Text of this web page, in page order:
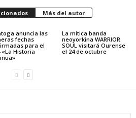
Más del autor
anuncia las
fechas
para el
«La Historia
La mítica banda
neoyorkina WARRIOR
SOUL visitará Ourense
el 24 de octubre